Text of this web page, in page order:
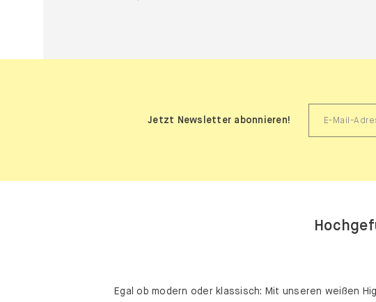
Jetzt Newsletter abonnieren!
Egal ob modern oder klassisch: Mit unseren weißen